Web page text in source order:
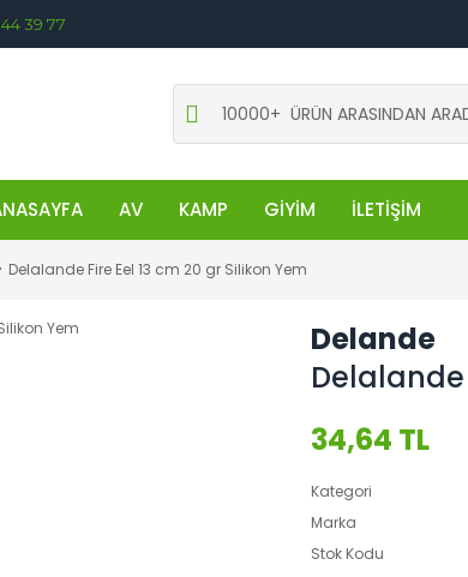
39 77
AV KAMP GİYİM İLETİŞİM
Delalande Fire Eel 13 cm 20 gr Silikon Yem
Delande
Delalande
34,64 TL
Kategori
Marka
Stok Kodu